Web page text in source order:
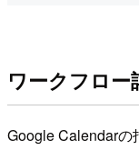
ワークフロー
Google Calendarの